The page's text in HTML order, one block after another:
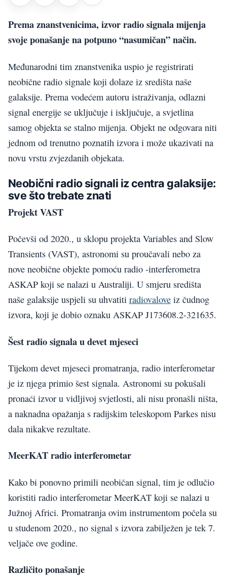
Prema znanstvenicima, izvor radio signala mijenja
svoje ponašanje na potpuno “nasumičan” način.
Međunarodni tim znanstvenika uspio je registrirati
neobične radio signale koji dolaze iz središta naše
galaksije. Prema vodećem autoru istraživanja, odlazni
signal energije se uključuje i isključuje, a svjetlina
samog objekta se stalno mijenja. Objekt ne odgovara niti
jednom od trenutno poznatih izvora i može ukazivati na
novu vrstu zvjezdanih objekata.
Neobični radio signali iz centra galaksije:
sve što trebate znati
Projekt VAST
Počevši od 2020., u sklopu projekta Variables and Slow
Transients (VAST), astronomi su proučavali nebo za
nove neobične objekte pomoću radio -interferometra
ASKAP koji se nalazi u Australiji. U smjeru središta
naše galaksije uspjeli su uhvatiti radiovalove iz čudnog
izvora, koji je dobio oznaku ASKAP J173608.2-321635.
Šest radio signala u devet mjeseci
Tijekom devet mjeseci promatranja, radio interferometar
je iz njega primio šest signala. Astronomi su pokušali
pronaći izvor u vidljivoj svjetlosti, ali nisu pronašli ništa,
a naknadna opažanja s radijskim teleskopom Parkes nisu
dala nikakve rezultate.
MeerKAT radio interferometar
Kako bi ponovno primili neobičan signal, tim je odlučio
koristiti radio interferometar MeerKAT koji se nalazi u
Južnoj Africi. Promatranja ovim instrumentom počela su
u studenom 2020., no signal s izvora zabilježen je tek 7.
veljače ove godine.
Različito ponašanje